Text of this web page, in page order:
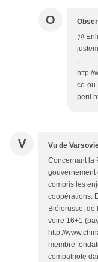
O
@
:
http://
ce-
V Vu de
Concernant la
gouvernement
compris les
coopérations.
Biélorusse, de
voire 16+1
http://
membre
compatriote